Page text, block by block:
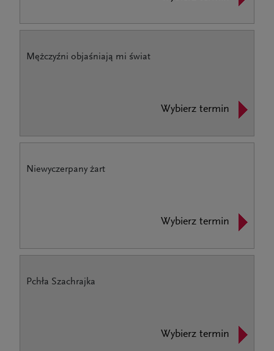
Mężczyźni objaśniają mi świat
Wybierz termin
Niewyczerpany żart
Wybierz termin
Pchła Szachrajka
Wybierz termin